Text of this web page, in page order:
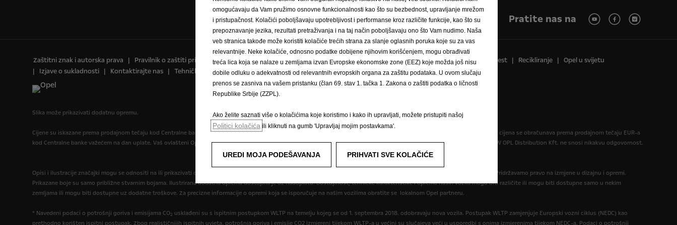
Pratite nas na
Zaštitni znak i autorska prava Pravilnik o zaštiti privatnosti Pravilnik o kolačićima Impressum Novi podaci o potrošnji goriva Pravna obavijest Recikliranje
Opel u svijetu
Izjave o sukladnosti
Kontaktirajte nas Tehničke informacije Postavke kolačića
Slika može prikazivati dodatnu opremu.
Cijene su iskazane prema prodajnom tečaju kod Centralne banke BIH od 1,95583 KM za 1 EUR prema tečajnoj listi objavljenoj na dan 15.8.2008. Cjenik je informativan. Konačna cijena se obračunava prema prodajnom tečaju EUR-a
kod Centralne banke važećem na dan uplate. Vaš ovlašteni Opel partner može Vam dati točne informacije o mogućim promjenama u međuvremenu. Podaci su informativni. AW OPL Distribution Kft. ne snosi nikakvu odgovornost.
Opisi i ilustracije značajki mogu se odnositi na ili prikazivati dodatnu opremu koja nije uključena u standardnu isporuku. Sadržani podaci bili su točni u vrijeme objavljivanja. Pridržavamo pravo na izmjene u dizajnu i opremi.
Prikazane boje su samo približne stvarnim bojama. Ilustrirana dodatna oprema dostupna je uz nadoplatu. Dostupnost, tehničke karakteristike i oprema naših vozila mogu biti različite ili mogu biti dostupne samo u nekim
zemljama ili mogu biti dostupne uz dodatne troškove. Za precizne informacije o opremi koja se isporučuje na našim vozilima obratite se lokalnom Opel partneru.
* Navedeni podaci o potrošnji goriva i emisijama CO2 usklađeni su s ispitnim postupkom WLTP na temelju kojeg se od 1. septembra 2018. odobravaju nova vozila. Postupak WLTP zamjenjuje Europski vozni ciklus (NEDC) kao
prethodno korišten ispitni postupak. Zbog realističnijih ispitnih uvjeta, potrošnja goriva i emisije CO2 izmjereni tijekom WLTP-a u većini su slučajeva veći u usporedbi s onima izmjerenima tijekom NEDC-a. Podaci o potrošnji
omogućavaju da Vam pružimo osnovne funkcionalnosti kao što su bezbednost, upravljanje mrežom
i pristupačnost. Kolačići poboljšavaju upotrebljivost i performanse kroz različite funkcije, kao što su
prepoznavanje jezika, rezultati pretraživanja i na taj način poboljšavaju ono što Vam nudimo. Naša
veb stranica takođe može koristiti kolačiće trećih strana za slanje oglasnih poruka koje su za vas
relevantnije. Neke kolačiće, odnosno podatke dobijene njihovim korišćenjem, mogu obrađivati
treća lica koja se nalaze u zemljama izvan Evropske ekonomske zone (EEZ) koje možda još nisu
dobile odluku o adekvatnosti od relevantnih evropskih organa za zaštitu podataka. U ovom slučaju
prenos se zasniva na vašem pristanku (član 69. stav 1. tačka 1. Zakona o zaštiti podatka o ličnosti
Republike Srbije (ZZPL).
Ako želite saznati više o kolačićima koje koristimo i kako ih upravljati, možete pristupiti našoj
Politici kolačića ili kliknuti na gumb 'Upravljaj mojim postavkama'.
UREDI MOJA PODEŠAVANJA PRIHVATI SVE KOLAČIĆE